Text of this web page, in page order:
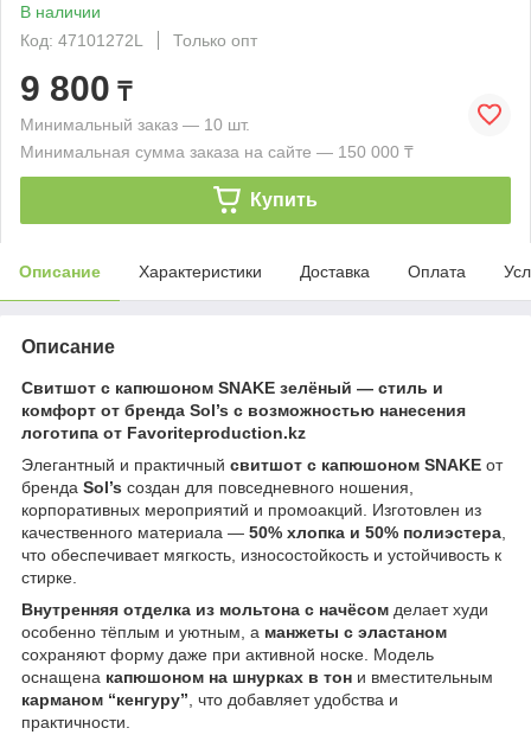
В наличии
Код: 47101272L
Только опт
9 800 ₸
Минимальный заказ — 10 шт.
Минимальная сумма заказа на сайте — 150 000 ₸
Купить
Описание Характеристики Доставка Оплата
Описание
Свитшот с капюшоном SNAKE зелёный — стиль и
комфорт от бренда Sol’s с возможностью нанесения
логотипа от Favoriteproduction.kz
Элегантный и практичный свитшот с капюшоном SNAKE от
бренда Sol’s создан для повседневного ношения,
корпоративных мероприятий и промоакций. Изготовлен из
качественного материала — 50% хлопка и 50% полиэстера
что обеспечивает мягкость, износостойкость и устойчивость к
стирке.
Внутренняя отделка из мольтона с начёсом делает худи
особенно тёплым и уютным, а манжеты с эластаном
сохраняют форму даже при активной носке. Модель
оснащена капюшоном на шнурках в тон и вместительным
карманом “кенгуру” , что добавляет удобства и
практичности.